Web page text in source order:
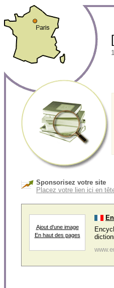
[
Sponsorisez votre site
Placez votre lien ici en
Ajout d'une image
En haut des pages